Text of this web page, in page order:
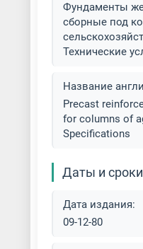
Фундаменты
сборные под
Технические
Название
Precast
for columns of
Specifications
Даты и сроки
Дата издания:
09-12-80